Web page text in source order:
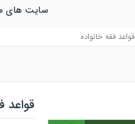
سایت های
قواعد فقه خانواده
قواعد